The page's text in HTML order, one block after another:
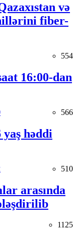
və
fiber-
554
16:00-dan
566
yaş həddi
510
arasında
1125